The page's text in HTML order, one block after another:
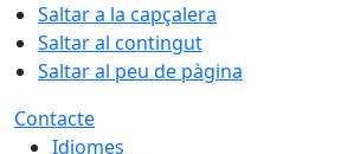
Saltar a la capçalera
Saltar al contingut
Saltar al peu de pàgina
Contacte
Idiomes